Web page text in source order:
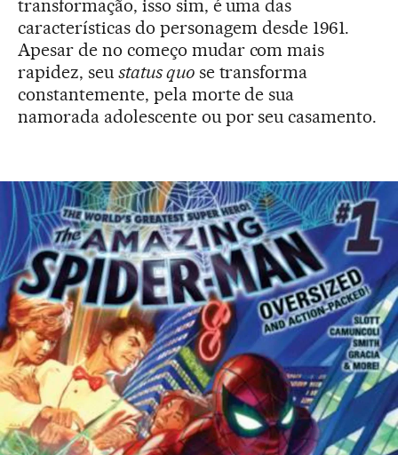
transformação, isso sim, é uma das
características do personagem desde 1961.
Apesar de no começo mudar com mais
rapidez, seu status quose transforma
constantemente, pela morte de sua
namorada adolescente ou por seu casamento.